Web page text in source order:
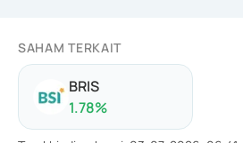
SAHAM TERKAIT
BRIS
1.78%